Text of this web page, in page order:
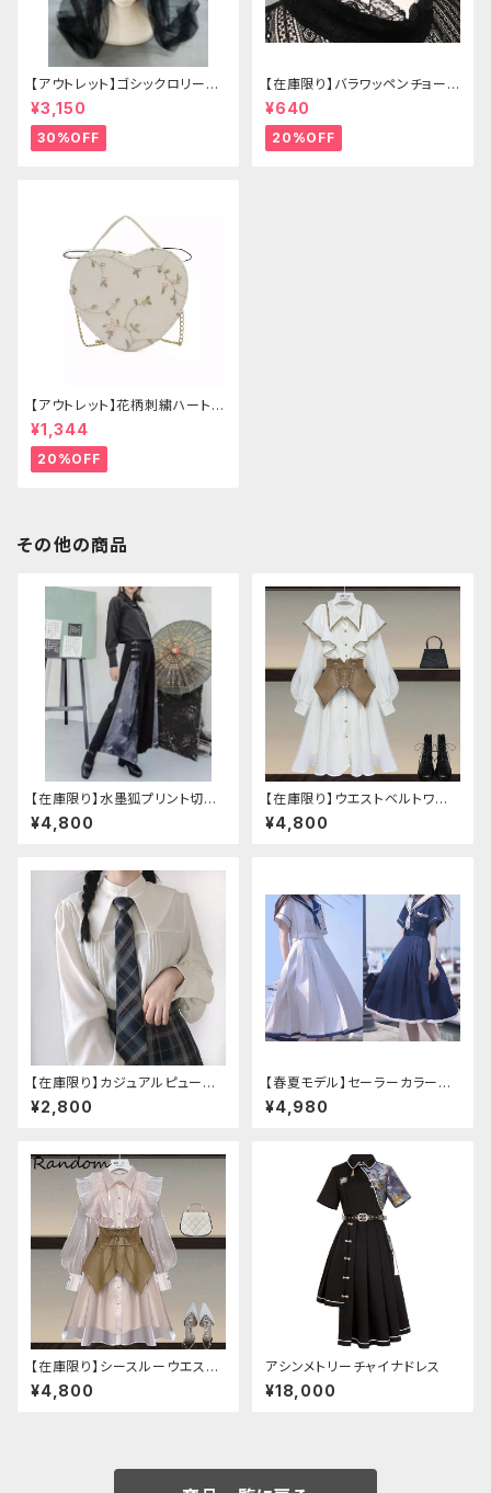
【アウトレット】ゴシックロリータ
ゴールドクラウン＆ホーン(ヴェ
ール付き)
¥3,150
30%OFF
【在庫限り】バラワッペンチョーカ
ー
¥640
20%OFF
【アウトレット】花柄刺繍ハートバ
ッグ
¥1,344
20%OFF
その他の商品
【在庫限り】水墨狐プリント切替
サイドバックルワイドパンツ（Lサ
イズ
¥4,800
【在庫限り】ウエストベルトワン
ピースセットアップ（Mサイズ
¥4,800
【在庫限り】カジュアルピューリ
タンカラープレッピーブラウス
¥2,800
【春夏モデル】セーラーカラープ
リーツワンピース
¥4,980
【在庫限り】シースルーウエスト
ベルトワンピースセットアップ（ラ
イトピンク：Lサイズ
¥4,800
アシンメトリーチャイナドレス
¥18,000